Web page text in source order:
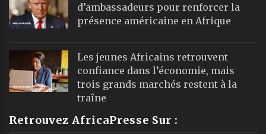
d’ambassadeurs pour renforcer la
présence américaine en Afrique
Les jeunes Africains retrouvent
confiance dans l’économie, mais
trois grands marchés restent à la
traîne
Retrouvez AfricaPresse Sur :